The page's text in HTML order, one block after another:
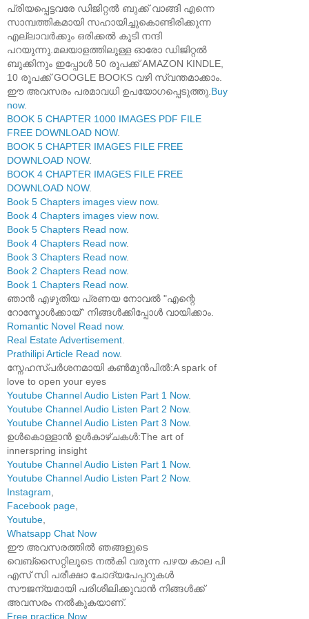
പ്രിയപ്പെട്ടവരേ ഡിജിറ്റൽ ബുക്ക് വാങ്ങി എന്നെ
സാമ്പത്തികമായി സഹായിച്ചുകൊണ്ടിരിക്കുന്ന
എല്ലാവർക്കും ഒരിക്കൽ കൂടി നന്ദി
പറയുന്നു.മലയാളത്തിലുള്ള ഓരോ ഡിജിറ്റൽ
ബുക്കിനും ഇപ്പോൾ 50 രൂപക്ക് AMAZON KINDLE,
10 രൂപക്ക് GOOGLE BOOKS വഴി സ്വന്തമാക്കാം.
ഈ അവസരം പരമാവധി ഉപയോഗപ്പെടുത്തു.Buy
now.
BOOK 5 CHAPTER 1000 IMAGES PDF FILE
FREE DOWNLOAD NOW.
BOOK 5 CHAPTER IMAGES FILE FREE
DOWNLOAD NOW.
BOOK 4 CHAPTER IMAGES FILE FREE
DOWNLOAD NOW.
Book 5 Chapters images view now.
Book 4 Chapters images view now.
Book 5 Chapters Read now.
Book 4 Chapters Read now.
Book 3 Chapters Read now.
Book 2 Chapters Read now.
Book 1 Chapters Read now.
ഞാൻ എഴുതിയ പ്രണയ നോവൽ "എന്റെ
റോസ്മോൾക്കായ്" നിങ്ങൾക്കിപ്പോൾ വായിക്കാം.
Romantic Novel Read now.
Real Estate Advertisement.
Prathilipi Article Read now.
സ്നേഹസ്പർശനമായി കൺമുൻപിൽ:A spark of
love to open your eyes
Youtube Channel Audio Listen Part 1 Now.
Youtube Channel Audio Listen Part 2 Now.
Youtube Channel Audio Listen Part 3 Now.
ഉൾകൊള്ളാൻ ഉൾകാഴ്ചകൾ:The art of
innerspring insight
Youtube Channel Audio Listen Part 1 Now.
Youtube Channel Audio Listen Part 2 Now.
Instagram,
Facebook page,
Youtube,
Whatsapp Chat Now
ഈ അവസരത്തിൽ ഞങ്ങളുടെ
വെബ്സൈറ്റിലൂടെ നൽകി വരുന്ന പഴയ കാല പി
എസ് സി പരീക്ഷാ ചോദ്യപേപ്പറുകൾ
സൗജന്യമായി പരിശീലിക്കുവാൻ നിങ്ങൾക്ക്
അവസരം നൽകുകയാണ്.
Free practice Now.